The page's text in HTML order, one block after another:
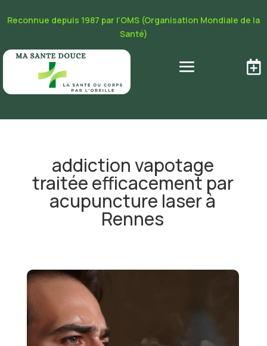
Reconnue depuis 1987 par l’OMS (Organisation Mondiale de la
Santé)

addiction vapotage
traitée efficacement par
acupuncture laser à
Rennes